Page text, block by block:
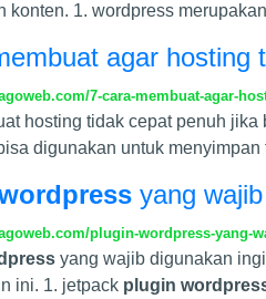
konten. 1. wordpress
agar hosting
7-cara-membuat-agar-
hosting tidak cepat penuh
digunakan untuk
yang
plugin-wordpress-yang-
yang wajib digunakan
ini. 1. jetpack plugin